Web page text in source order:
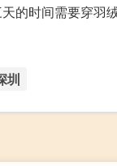
的时间需要穿羽
圳